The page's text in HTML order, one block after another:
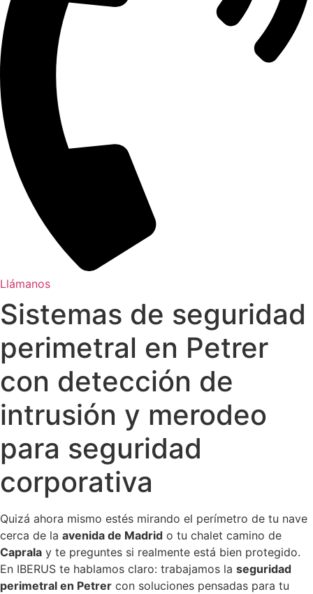
Llámanos
Sistemas de seguridad
perimetral en Petrer
con detección de
intrusión y merodeo
para seguridad
corporativa
Quizá ahora mismo estés mirando el perímetro de tu nave
cerca de la avenida de Madrid o tu chalet camino de
Caprala y te preguntes si realmente está bien protegido.
En IBERUS te hablamos claro: trabajamos la seguridad
perimetral en Petrer con soluciones pensadas para tu